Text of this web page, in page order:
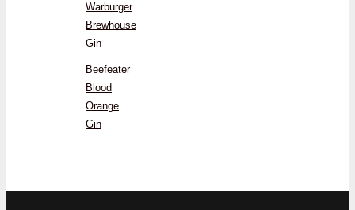
Warburger
Brewhouse
Gin
Beefeater
Blood
Orange
Gin